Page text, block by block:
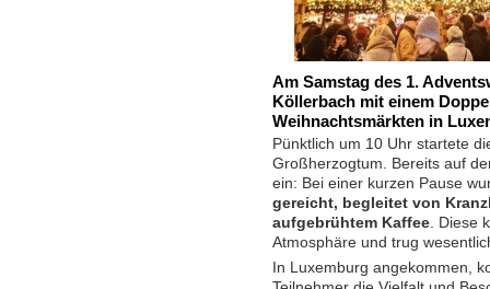
Am Samstag des 1.
Köllerbach mit einem
Weihnachtsmärkten in
Pünktlich um 10 Uhr startete
Großherzogtum. Bereits auf
ein: Bei einer kurzen Pause
gereicht, begleitet von
aufgebrühtem Kaffee. Diese
Atmosphäre und trug
In Luxemburg angekommen,